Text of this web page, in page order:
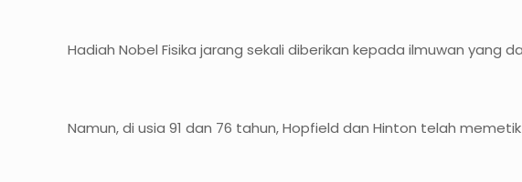
Hadiah Nobel Fisika jarang sekali diberikan kepada ilmuwan
Namun, di usia 91 dan 76 tahun, Hopfield dan Hinton telah